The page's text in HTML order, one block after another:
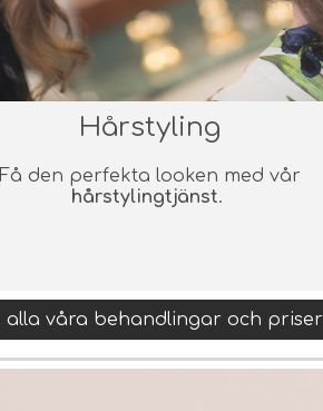
Hårstyling
Få den perfekta looken med vår
hårstylingtjänst.
alla våra behandlingar och priser